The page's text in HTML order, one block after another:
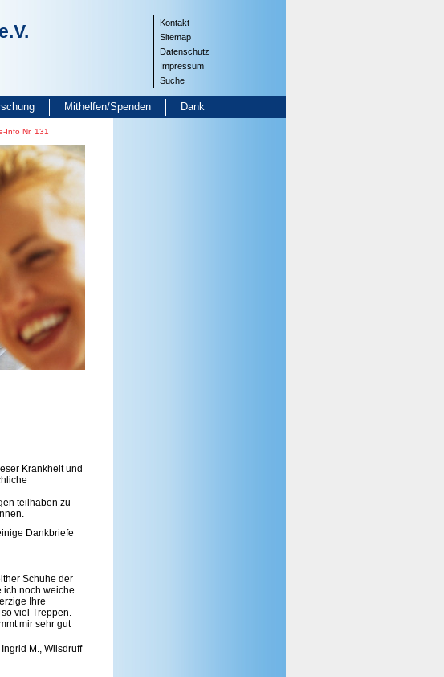
Kontakt
Sitemap
Datenschutz
Impressum
Suche
Mithelfen/Spenden Dank
Info Nr. 131
Krankheit und
teilhaben zu
Dankbriefe
Schuhe der
ich noch weiche
Ihre
viel Treppen.
mir sehr gut
Ingrid M., Wilsdruff